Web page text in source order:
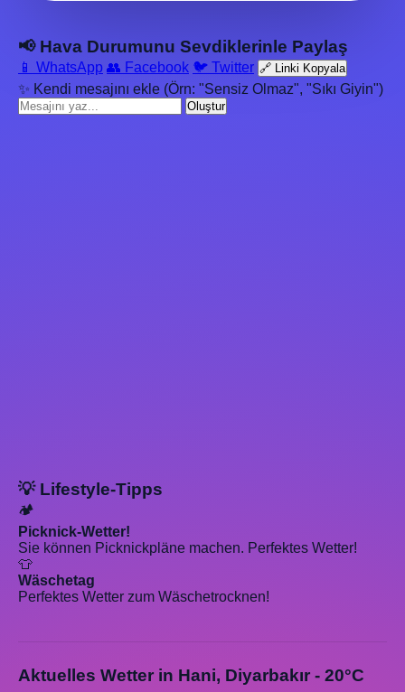
📢 Hava Durumunu Sevdiklerinle Paylaş
📱 WhatsApp 👥 Facebook 🐦 Twitter 🔗 Linki Kopyala
✨ Kendi mesajını ekle (Örn: "Sensiz Olmaz", "Sıkı Giyin")
Oluştur
💡 Lifestyle-Tipps
🏕️
Picknick-Wetter!
Sie können Picknickpläne machen. Perfektes Wetter!
👕
Wäschetag
Perfektes Wetter zum Wäschetrocknen!
Aktuelles Wetter in Hani, Diyarbakır - 20°C